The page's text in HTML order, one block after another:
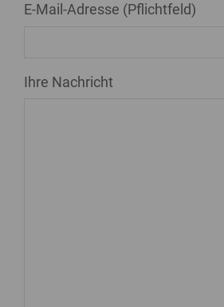
E-Mail-Adresse (Pflichtfeld)
Ihre Nachricht